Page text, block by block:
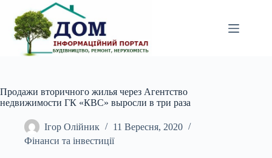
вмісту
Продажи вторичного жилья через Агентство
недвижимости ГК «КВС» выросли в три раза
Ігор Олійник
11 Вересня, 2020
Фінанси та інвестиції